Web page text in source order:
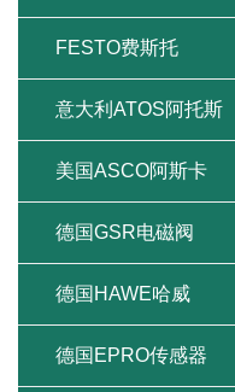
FESTO费斯托
意大利ATOS阿托斯
美国ASCO阿斯卡
德国GSR电磁阀
德国HAWE哈威
德国EPRO传感器